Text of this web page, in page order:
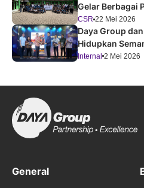
Gelar Berbagai
Pendidikan
CSR 22 Mei 2026
Daya Group
Hidupkan
Festival
Internal 2 Mei 2026
General